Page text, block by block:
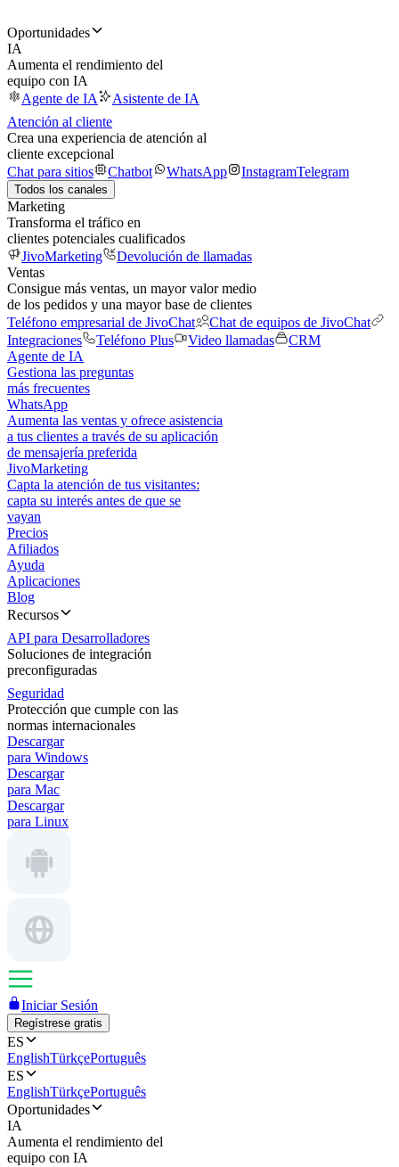
Oportunidades
IA
Aumenta el rendimiento del
equipo con IA
Agente de IA
Asistente de IA
Atención al cliente
Crea una experiencia de atención al
cliente excepcional
Chat para sitios
Chatbot WhatsApp InstagramTelegram
Todos los canales
Marketing
Transforma el tráfico en
clientes potenciales cualificados
JivoMarketing
Devolución de llamadas
Ventas
Consigue más ventas, un mayor valor medio
de los pedidos y una mayor base de clientes
Teléfono empresarial de JivoChat
Chat de equipos de JivoChat
Integraciones
Teléfono Plus Video llamadas
CRM
Agente de IA
Gestiona las preguntas
más frecuentes
WhatsApp
Aumenta las ventas y ofrece asistencia
a tus clientes a través de su aplicación
de mensajería preferida
JivoMarketing
Capta la atención de tus visitantes:
capta su interés antes de que se
vayan
Precios
Afiliados
Ayuda
Aplicaciones
Blog
Recursos
API para Desarrolladores
Soluciones de integración
preconfiguradas
Seguridad
Protección que cumple con las
normas internacionales
Descargar
para Windows
Descargar
para Mac
Descargar
para Linux
Iniciar Sesión
Regístrese gratis
ES
EnglishTürkçePortuguês
ES
EnglishTürkçePortuguês
Oportunidades
IA
Aumenta el rendimiento del
equipo con IA